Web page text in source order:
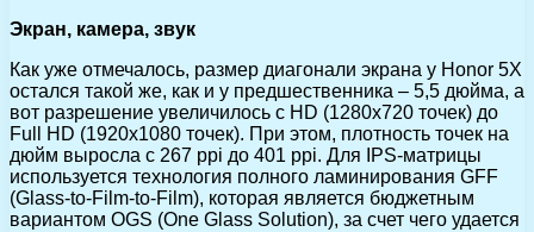
Экран, камера, звук
Как уже отмечалось, размер диагонали экрана у Honor 5X
остался такой же, как и у предшественника – 5,5 дюйма, а
вот разрешение увеличилось с HD (1280х720 точек) до
Full HD (1920х1080 точек). При этом, плотность точек на
дюйм выросла с 267 ppi до 401 ppi. Для IPS-матрицы
используется технология полного ламинирования GFF
(Glass-to-Film-to-Film), которая является бюджетным
вариантом OGS (One Glass Solution), за счет чего удается